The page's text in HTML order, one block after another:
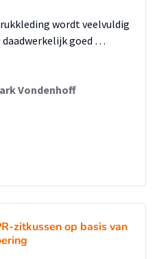
wordt veelvuldig
goed …
Vondenhoff
zitkussen op basis van